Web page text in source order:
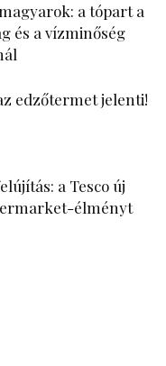
a tópart a
és a vízminőség
edzőtermet jelenti!
a Tesco új
élményt